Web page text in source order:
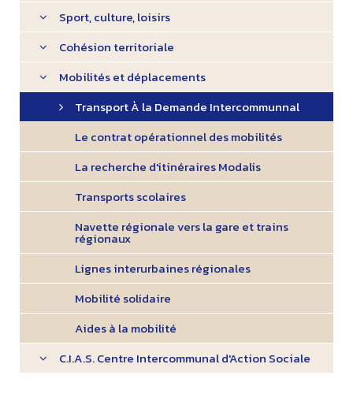
Sport, culture, loisirs
Cohésion territoriale
Mobilités et déplacements
Transport À la Demande Intercommunnal
Le contrat opérationnel des mobilités
La recherche d'itinéraires Modalis
Transports scolaires
Navette régionale vers la gare et trains
régionaux
Lignes interurbaines régionales
Mobilité solidaire
Aides à la mobilité
C.I.A.S. Centre Intercommunal d'Action Sociale